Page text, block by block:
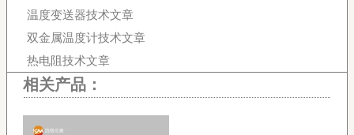
温度变送器技术文章
双金属温度计技术文章
热电阻技术文章
相关产品：